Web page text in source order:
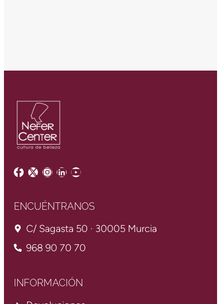
ENCUÉNTRANOS
C/ Sagasta 50 · 30005 Murcia
968 90 70 70
INFORMACIÓN